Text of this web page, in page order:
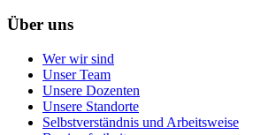
Über uns
Wer wir sind
Unser Team
Unsere Dozenten
Unsere Standorte
Selbstverständnis und Arbeitsweise